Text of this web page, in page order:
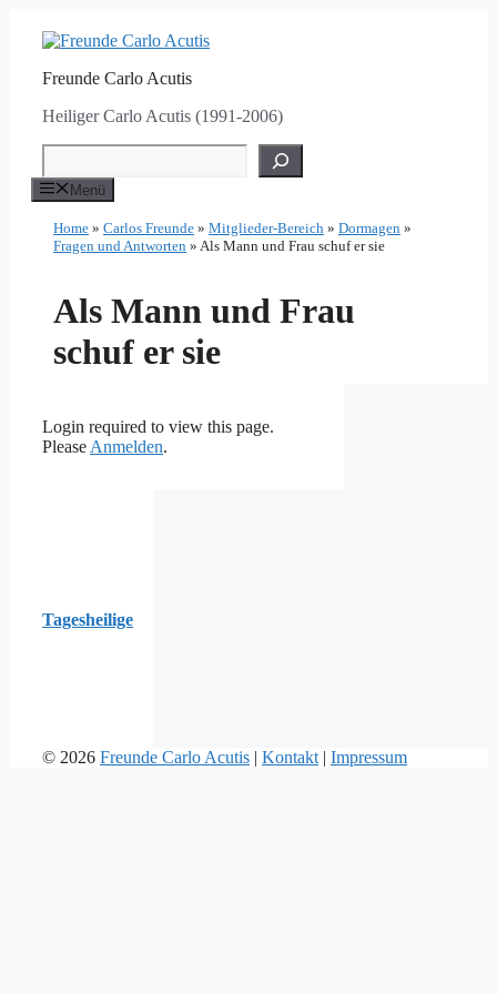
Inhalt
Freunde Carlo Acutis
Heiliger Carlo Acutis (1991-2006)
Suchen
Menü
Home » Carlos Freunde » Mitglieder-Bereich » Dormagen »
Fragen und Antworten » Als Mann und Frau schuf er sie
Als Mann und Frau
schuf er sie
Login required to view this page.
Please Anmelden.
Tagesheilige
© 2026 Freunde Carlo Acutis | Kontakt | Impressum